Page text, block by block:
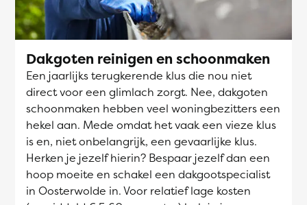
Dakgoten reinigen en schoonmaken
Een jaarlijks terugkerende klus die nou niet
direct voor een glimlach zorgt. Nee, dakgoten
schoonmaken hebben veel woningbezitters een
hekel aan. Mede omdat het vaak een vieze klus
is en, niet onbelangrijk, een gevaarlijke klus.
Herken je jezelf hierin? Bespaar jezelf dan een
hoop moeite en schakel een dakgootspecialist
in Oosterwolde in. Voor relatief lage kosten